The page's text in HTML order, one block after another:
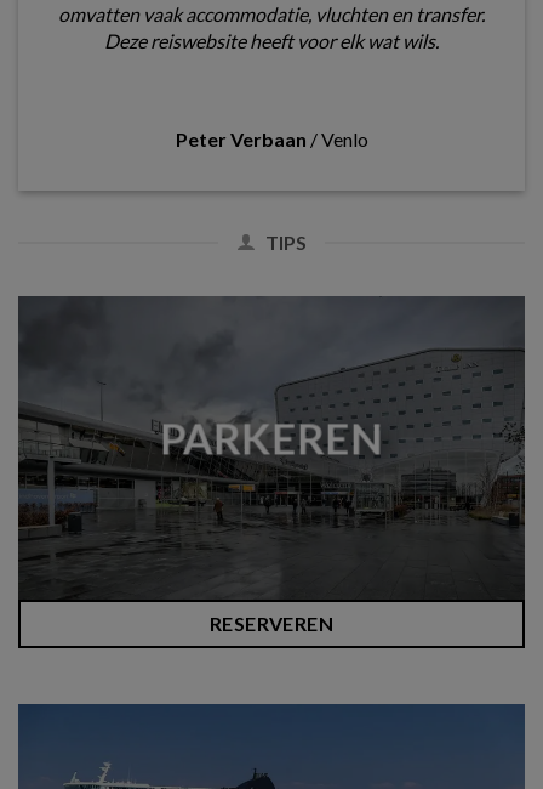
omvatten vaak accommodatie, vluchten en transfer.
Deze reiswebsite heeft voor elk wat wils.
Peter Verbaan /Venlo
TIPS
PARKEREN
RESERVEREN